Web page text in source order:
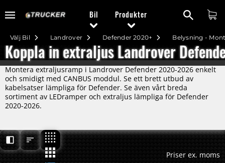
Bil Produkter
Belysning -
Defender 2020+
Landrover
Välj Bil
Koppla in extraljus Landrover
Montera extraljusramp i Landrover Defender 2020-2026 enkelt
och smidigt med CANBUS moddul. Se ett brett utbud av
kabelsatser lämpliga för Defender. Se även vårt breda
sortiment av LEDramper och extraljus lämpliga för Defender
2020-2026.
Priser ex. moms